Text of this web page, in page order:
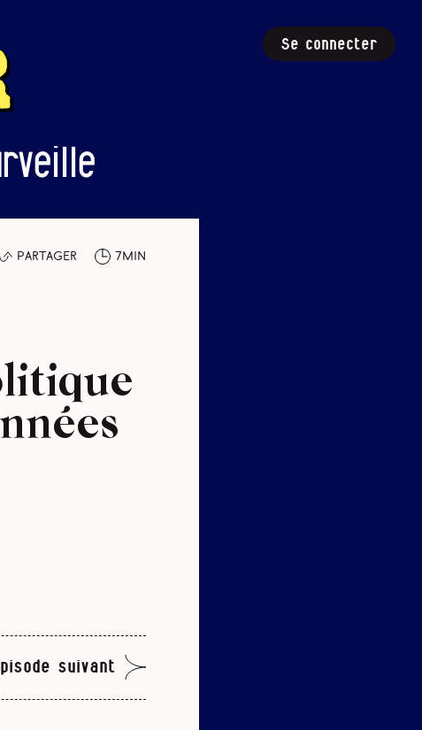
Se connecter
Partager 7min
suivant